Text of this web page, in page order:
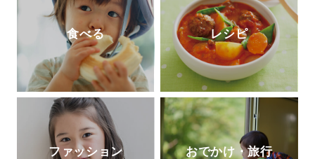
食べる レシピ
ファッション
おでかけ・旅行